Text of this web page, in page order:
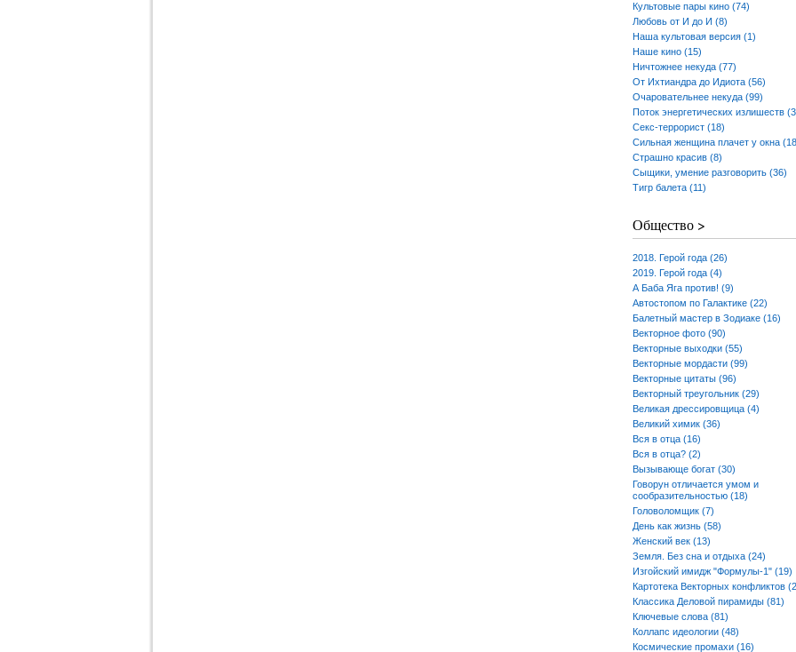
Культовые пары кино (74)
Любовь от И до И (8)
Наша культовая версия (1)
Наше кино (15)
Ничтожнее некуда (77)
От Ихтиандра до Идиота (56)
Очаровательнее некуда (99)
Поток энергетических излишеств
Секс-террорист (18)
Сильная женщина плачет у окна
Страшно красив (8)
Сыщики, умение разговорить (36)
Тигр балета (11)
Общество >
2018. Герой года (26)
2019. Герой года (4)
А Баба Яга против! (9)
Автостопом по Галактике (22)
Балетный мастер в Зодиаке (16)
Векторное фото (90)
Векторные выходки (55)
Векторные мордасти (99)
Векторные цитаты (96)
Векторный треугольник (29)
Великая дрессировщица (4)
Великий химик (36)
Вся в отца (16)
Вся в отца? (2)
Вызывающе богат (30)
Говорун отличается умом и
сообразительностью (18)
Головоломщик (7)
День как жизнь (58)
Женский век (13)
Земля. Без сна и отдыха (24)
Изгойский имидж "Формулы-1" (19)
Картотека Векторных конфликтов
Классика Деловой пирамиды (81)
Ключевые слова (81)
Коллапс идеологии (48)
Космические промахи (16)